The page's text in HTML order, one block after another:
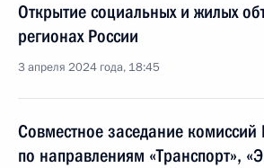
Открытие социальных и жилых
регионах России
3 апреля 2024 года, 18:45
Совместное заседание комиссий
по направлениям «Транспорт»,